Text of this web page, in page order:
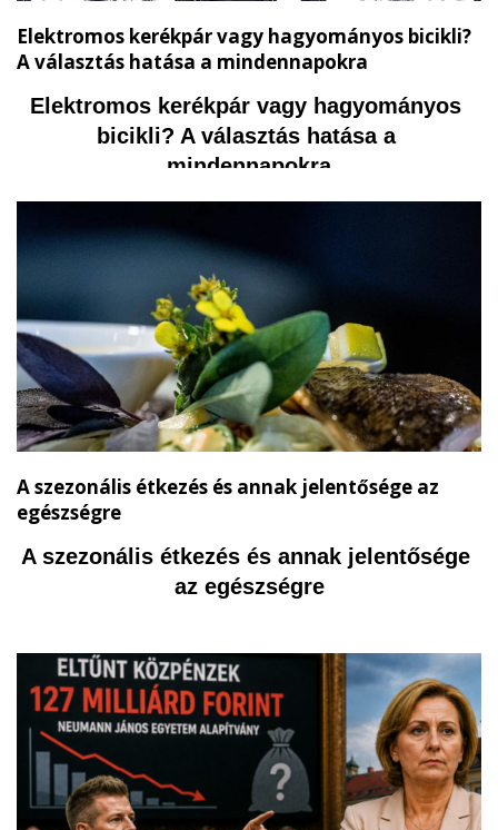
Elektromos kerékpár vagy hagyományos bicikli?
A választás hatása a mindennapokra
Elektromos kerékpár vagy hagyományos
bicikli? A választás hatása a
mindennapokra
A szezonális étkezés és annak jelentősége az
egészségre
A szezonális étkezés és annak jelentősége
az egészségre